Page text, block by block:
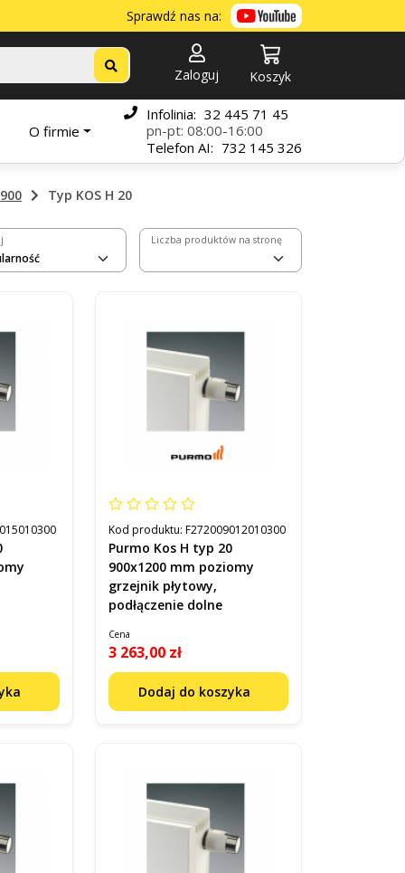
Sprawdź nas na:
Zaloguj Koszyk
O firmie
Infolinia: 32 445 71 45
pn-pt: 08:00-16:00
Telefon AI: 732 145 326
Typ KOS H 20
Liczba produktów na stronę
Kod produktu: F272009012010300
Purmo Kos H typ 20
900x1200 mm poziomy
grzejnik płytowy,
podłączenie dolne
Cena
3 263,00 zł
Dodaj do koszyka